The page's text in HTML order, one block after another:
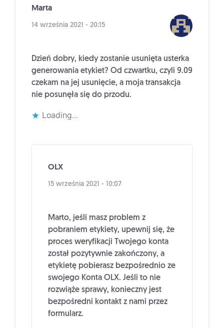
Marta
14 września 2021 - 20:15
Dzień dobry, kiedy zostanie usunięta usterka
generowania etykiet? Od czwartku, czyli 9.09
czekam na jej usunięcie, a moja transakcja
nie posunęła się do przodu.
Loading...
OLX
15 września 2021 - 10:07
Marto, jeśli masz problem z
pobraniem etykiety, upewnij się, że
proces weryfikacji Twojego konta
został pozytywnie zakończony, a
etykietę pobierasz bezpośrednio ze
swojego Konta OLX. Jeśli to nie
rozwiąże sprawy, konieczny jest
bezpośredni kontakt z nami przez
formularz.